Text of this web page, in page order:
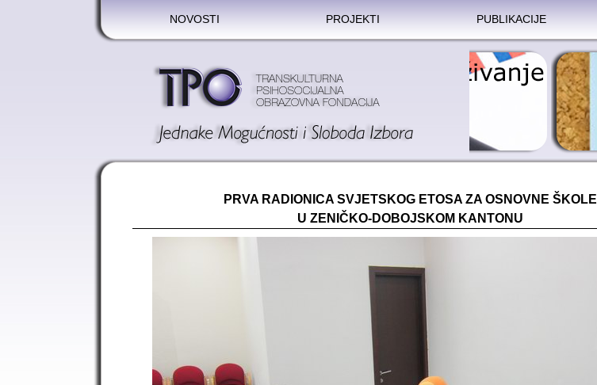
NOVOSTI PROJEKTI PUBLIKACIJE
PRVA RADIONICA SVJETSKOG ETOSA ZA OSNOVNE ŠKOLE
U ZENIČKO-DOBOJSKOM KANTONU